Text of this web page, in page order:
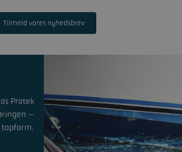
Tilmeld vores nyhedsbrev
Protek
–